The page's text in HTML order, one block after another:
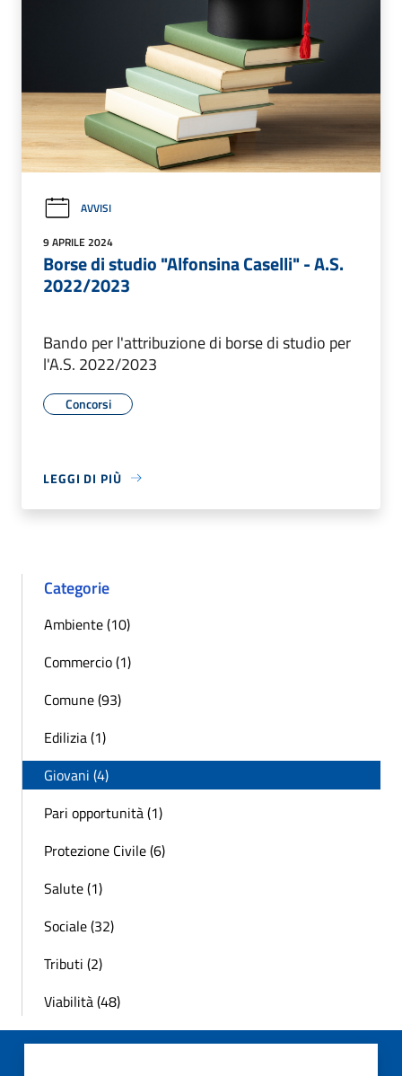
AVVISI
9 APRILE 2024
Borse di studio "Alfonsina Caselli" - A.S.
2022/2023
Bando per l'attribuzione di borse di studio per
l'A.S. 2022/2023
Concorsi
LEGGI DI PIÙ
Categorie
Ambiente (10)
Commercio (1)
Comune (93)
Edilizia (1)
Giovani (4)
Pari opportunità (1)
Protezione Civile (6)
Salute (1)
Sociale (32)
Tributi (2)
Viabilità (48)